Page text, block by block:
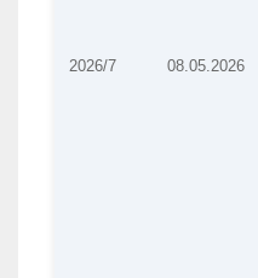
2026/7 08.05.2026